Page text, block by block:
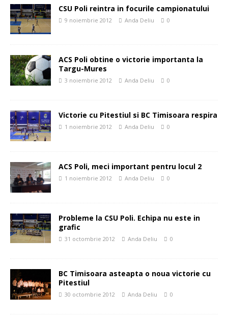
CSU Poli reintra in focurile campionatului
9 noiembrie 2012 Anda Deliu 0
ACS Poli obtine o victorie importanta la
Targu-Mures
3 noiembrie 2012 Anda Deliu 0
Victorie cu Pitestiul si BC Timisoara respira
1 noiembrie 2012 Anda Deliu 0
ACS Poli, meci important pentru locul 2
1 noiembrie 2012 Anda Deliu 0
Probleme la CSU Poli. Echipa nu este in
grafic
31 octombrie 2012 Anda Deliu 0
BC Timisoara asteapta o noua victorie cu
Pitestiul
30 octombrie 2012 Anda Deliu 0